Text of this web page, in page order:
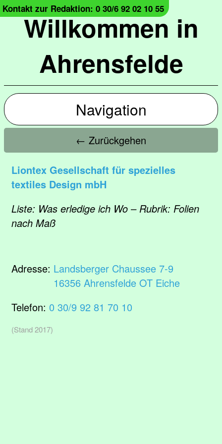
Willkommen in
Ahrensfelde
Kontakt zur Redaktion: 0 30/6 92 02 10 55
Navigation
← Zurückgehen
Liontex Gesellschaft für spezielles
textiles Design mbH
Liste: Was erledige ich Wo – Rubrik: Folien
nach Maß
Adresse: Landsberger Chaussee 7-9
16356 Ahrensfelde OT Eiche
Telefon: 0 30/9 92 81 70 10
(Stand 2017)